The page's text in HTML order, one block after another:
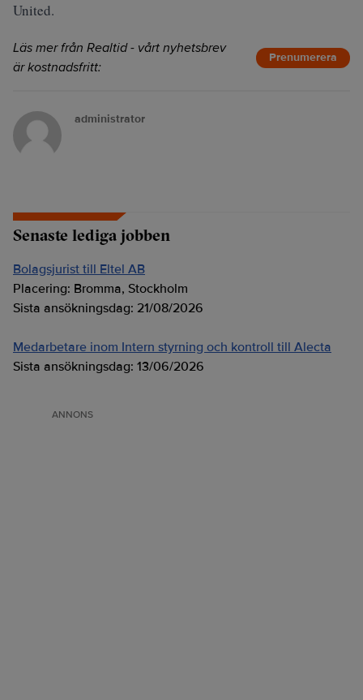
United.
Läs mer från Realtid - vårt nyhetsbrev
är kostnadsfritt:
Prenumerera
administrator
Senaste lediga jobben
Bolagsjurist till Eltel AB
Placering: Bromma, Stockholm
Sista ansökningsdag: 21/08/2026
Medarbetare inom Intern styrning och kontroll till Alecta
Sista ansökningsdag: 13/06/2026
ANNONS